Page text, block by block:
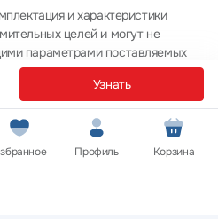
Узнать
и характеристики
целей и могут не
параметрами поставляемых
у менеджера при
ООО «Эпл Тэк»
Профиль Корзина